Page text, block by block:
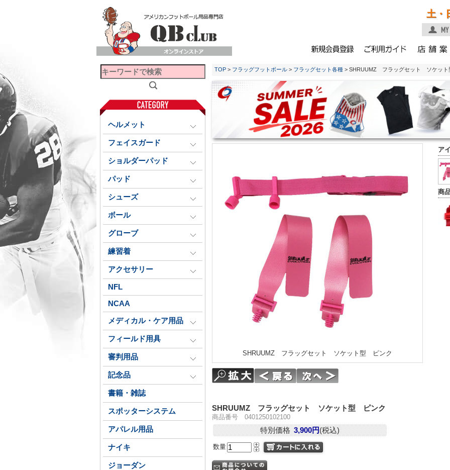
土・
ヘルメット
フェイスガード
ショルダーパッド
パッド
シューズ
ボール
グローブ
練習着
アクセサリー
NFL
NCAA
メディカル・ケア用品
フィールド用具
審判用品
記念品
書籍・雑誌
スポッターシステム
アパレル用品
ナイキ
ジョーダン
TOP > フラッグフットボール > フラッグセット各種 > SHRUUMZ フラッグセット ソケッ
ア
商
SHRUUMZ フラッグセット ソケット型 ピンク
SHRUUMZ フラッグセット ソケット型 ピンク
商品番号 0401250102100
特別価格 3,900円(税込)
数量